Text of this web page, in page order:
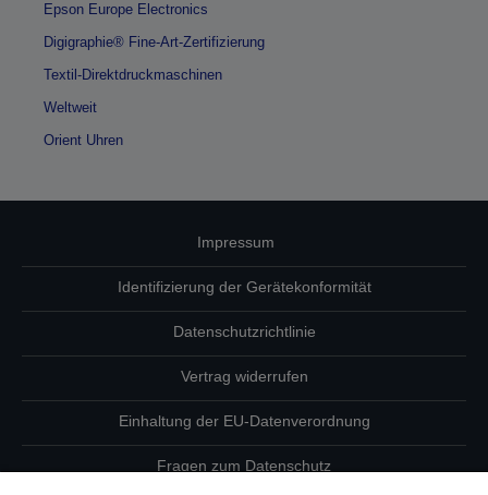
Epson Europe Electronics
Digigraphie® Fine-Art-Zertifizierung
Textil-Direktdruckmaschinen
Weltweit
Orient Uhren
Impressum
Identifizierung der Gerätekonformität
Datenschutzrichtlinie
Vertrag widerrufen
Einhaltung der EU-Datenverordnung
Fragen zum Datenschutz